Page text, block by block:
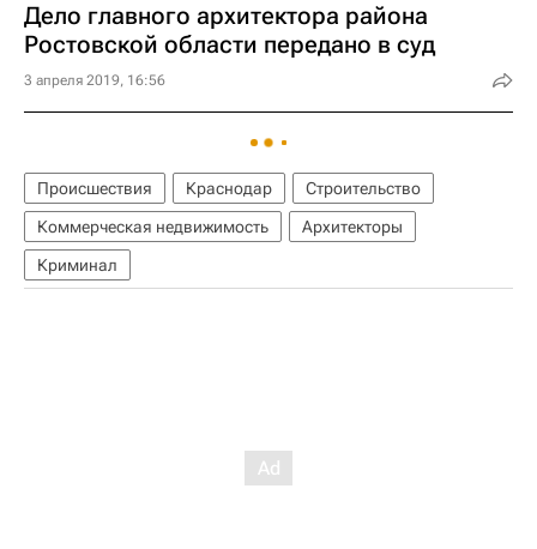
Дело главного архитектора района
Ростовской области передано в суд
3 апреля 2019, 16:56
Происшествия Краснодар
Строительство
Коммерческая недвижимость
Архитекторы
Криминал